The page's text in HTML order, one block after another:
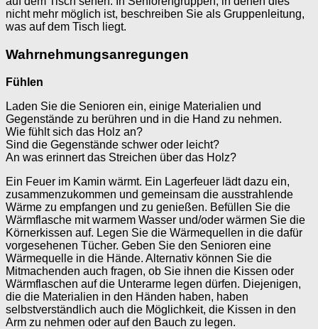
nicht mehr möglich ist, beschreiben Sie als Gruppenleitung,
was auf dem Tisch liegt.
Wahrnehmungsanregungen
Fühlen
Laden Sie die Senioren ein, einige Materialien und
Gegenstände zu berühren und in die Hand zu nehmen.
Wie fühlt sich das Holz an?
Sind die Gegenstände schwer oder leicht?
An was erinnert das Streichen über das Holz?
Ein Feuer im Kamin wärmt. Ein Lagerfeuer lädt dazu ein,
zusammenzukommen und gemeinsam die ausstrahlende
Wärme zu empfangen und zu genießen. Befüllen Sie die
Wärmflasche mit warmem Wasser und/oder wärmen Sie die
Körnerkissen auf. Legen Sie die Wärmequellen in die dafür
vorgesehenen Tücher. Geben Sie den Senioren eine
Wärmequelle in die Hände. Alternativ können Sie die
Mitmachenden auch fragen, ob Sie ihnen die Kissen oder
Wärmflaschen auf die Unterarme legen dürfen. Diejenigen,
die die Materialien in den Händen haben, haben
selbstverständlich auch die Möglichkeit, die Kissen in den
Arm zu nehmen oder auf den Bauch zu legen.